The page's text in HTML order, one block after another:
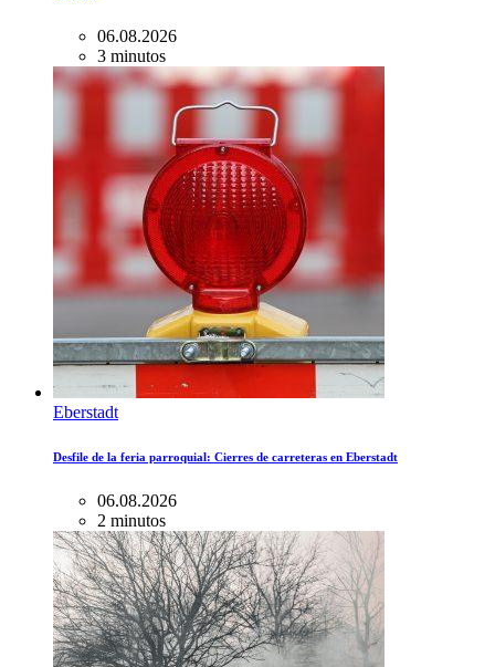
06.08.2026
3 minutos
Eberstadt
Desfile de la feria parroquial: Cierres de carreteras en Eberstadt
06.08.2026
2 minutos